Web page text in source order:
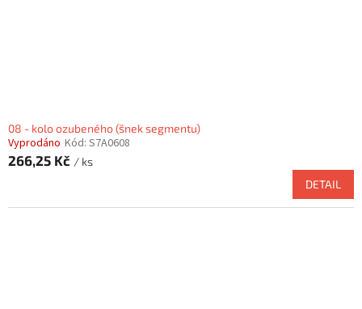
08 - kolo ozubeného (šnek segmentu)
Vyprodáno Kód: S7A0608
266,25 Kč / ks
DETAIL